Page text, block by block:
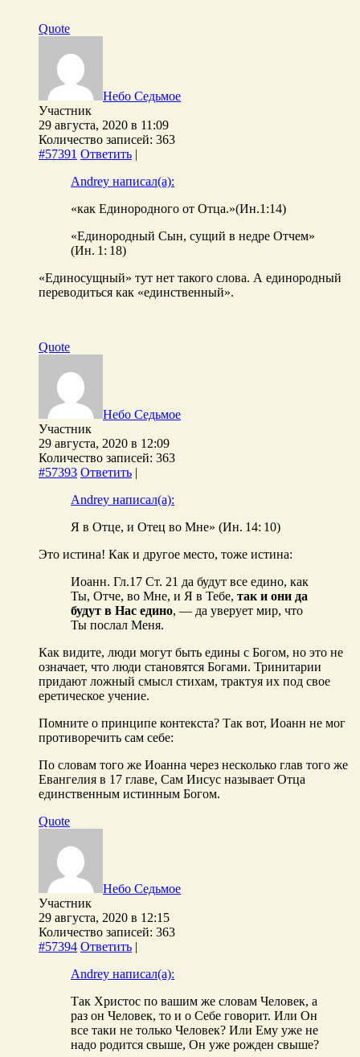
Quote
Небо Седьмое
Участник
29 августа, 2020 в 11:09
Количество записей: 363
#57391 Ответить |
Andrey написал(а):
«как Единородного от Отца.»(Ин.1:14)
«Единородный Сын, сущий в недре Отчем»
(Ин. 1: 18)
«Единосущный» тут нет такого слова. А единородный
переводиться как «единственный».
Quote
Небо Седьмое
Участник
29 августа, 2020 в 12:09
Количество записей: 363
#57393 Ответить |
Andrey написал(а):
Я в Отце, и Отец во Мне» (Ин. 14: 10)
Это истина! Как и другое место, тоже истина:
Иоанн. Гл.17 Ст. 21 да будут все едино, как
Ты, Отче, во Мне, и Я в Тебе, так и они да
будут в Нас едино, — да уверует мир, что
Ты послал Меня.
Как видите, люди могут быть едины с Богом, но это не
означает, что люди становятся Богами. Тринитарии
придают ложный смысл стихам, трактуя их под свое
еретическое учение.
Помните о принципе контекста? Так вот, Иоанн не мог
противоречить сам себе:
По словам того же Иоанна через несколько глав того же
Евангелия в 17 главе, Сам Иисус называет Отца
единственным истинным Богом.
Quote
Небо Седьмое
Участник
29 августа, 2020 в 12:15
Количество записей: 363
#57394 Ответить |
Andrey написал(а):
Так Христос по вашим же словам Человек, а
раз он Человек, то и о Себе говорит. Или Он
все таки не только Человек? Или Ему уже не
надо родится свыше, Он уже рожден свыше?